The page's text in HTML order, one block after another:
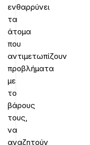
ενθαρρύνει
τα
άτομα
που
αντιμετωπίζουν
προβλήματα
με
το
βάρους
τους,
να
αναζητούν